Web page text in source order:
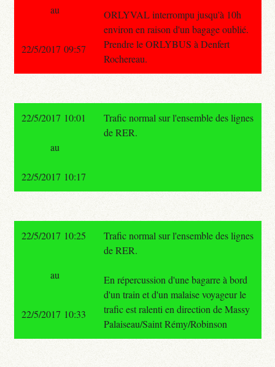
ORLYVAL interrompu jusqu'à 10h
environ en raison d'un bagage oublié.
Prendre le ORLYBUS à Denfert
Rochereau.
au
22/5/2017 09:57
22/5/2017 10:01
Trafic normal sur l'ensemble des lignes
de RER.
au
22/5/2017 10:17
22/5/2017 10:25
Trafic normal sur l'ensemble des lignes
de RER.
En répercussion d'une bagarre à bord
d'un train et d'un malaise voyageur le
trafic est ralenti en direction de Massy
Palaiseau/Saint Rémy/Robinson
au
22/5/2017 10:33